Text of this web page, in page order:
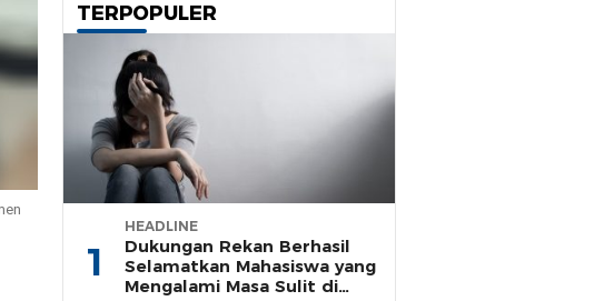
TERPOPULER
1
HEADLINE
Dukungan Rekan Berhasil
Selamatkan Mahasiswa yang
Mengalami Masa Sulit di